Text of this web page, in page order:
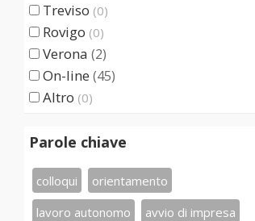
Treviso (0)
Rovigo (0)
Verona (2)
On-line (45)
Altro (0)
Parole chiave
colloqui
orientamento
lavoro autonomo
avvio di impresa